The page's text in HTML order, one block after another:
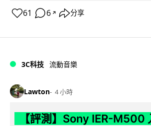
61 6 ↗ 分享
3C科技 流動音樂
Lawton 4 小時
【評測】Sony IER-M500